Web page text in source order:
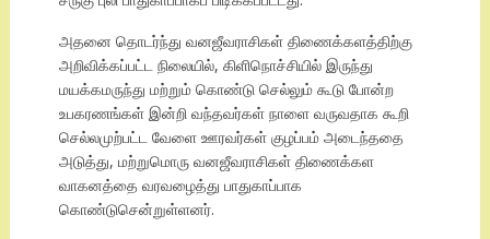
அதனை தொடர்ந்து வனஜீவராசிகள் திணைக்களத்திற்கு
அறிவிக்கப்பட்ட நிலையில், கிளிநொச்சியில் இருந்து
மயக்கமருந்து மற்றும் கொண்டு செல்லும் கூடு போன்ற
உபகரணங்கள் இன்றி வந்தவர்கள் நாளை வருவதாக கூறி
செல்லமுற்பட்ட வேளை ஊரவர்கள் குழப்பம் அடைந்ததை
அடுத்து, மற்றுமொரு வனஜீவராசிகள் திணைக்கள
வாகனத்தை வரவழைத்து பாதுகாப்பாக
கொண்டுசென்றுள்ளனர்.